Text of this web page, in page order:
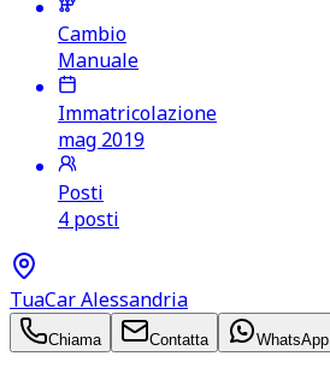
Cambio
Manuale
Immatricolazione
mag 2019
Posti
4 posti
TuaCar Alessandria
Chiama Contatta WhatsApp